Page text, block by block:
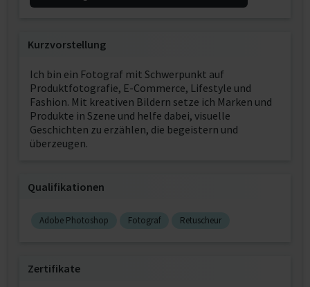
Kurzvorstellung
Ich bin ein Fotograf mit Schwerpunkt auf
Produktfotografie, E-Commerce, Lifestyle und
Fashion. Mit kreativen Bildern setze ich Marken und
Produkte in Szene und helfe dabei, visuelle
Geschichten zu erzählen, die begeistern und
überzeugen.
Qualifikationen
Adobe Photoshop Fotograf Retuscheur
Zertifikate